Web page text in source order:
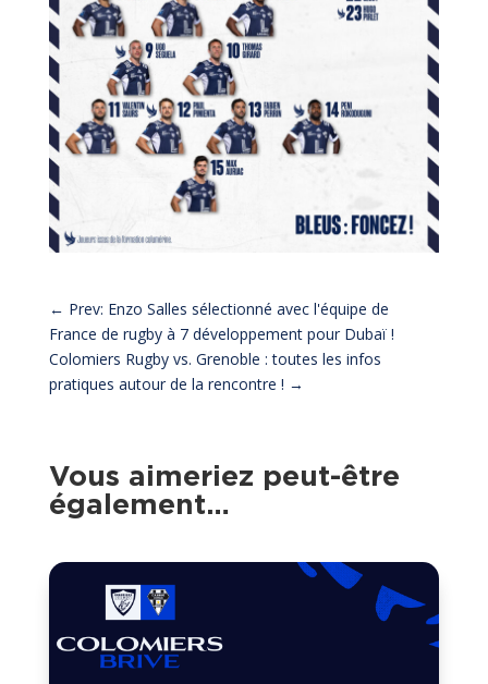
← Prev: Enzo Salles sélectionné avec l'équipe de
France de rugby à 7 développement pour Dubaï !
Colomiers Rugby vs. Grenoble : toutes les infos
pratiques autour de la rencontre ! →
Vous aimeriez peut-être
également…